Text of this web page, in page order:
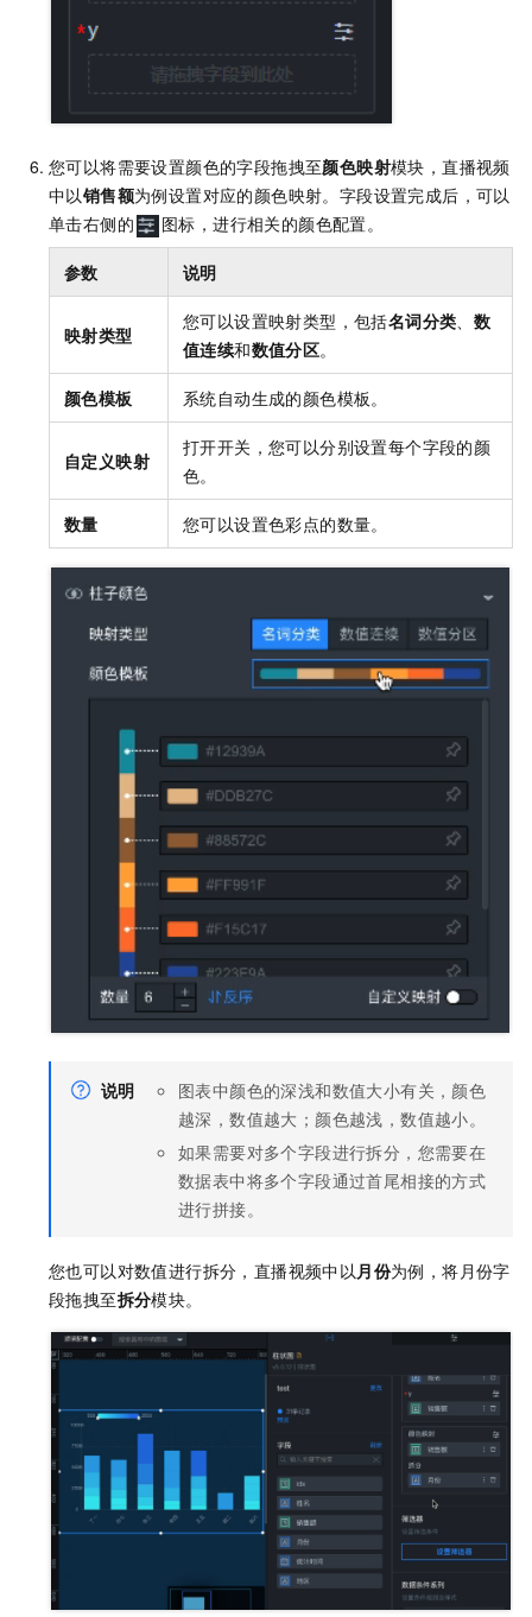
您可以将需要设置颜色的字段拖拽至颜色映射模块，直播视频
中以销售额为例设置对应的颜色映射。字段设置完成后，可以
单击右侧的
图标，进行相关的颜色配置。
参数 说明
映射类型
您可以设置映射类型，包括名词分类
数
值连续和数值分区。
颜色模板 系统自动生成的颜色模板。
自定义映射
打开开关，您可以分别设置每个字段的颜
色。
数量 您可以设置色彩点的数量。
说明
图表中颜色的深浅和数值大小有关，颜色
越深，数值越大；颜色越浅，数值越小。
如果需要对多个字段进行拆分，您需要在
数据表中将多个字段通过首尾相接的方式
进行拼接。
您也可以对数值进行拆分，直播视频中以 月份为例，将月份字
段拖拽至拆分模块。